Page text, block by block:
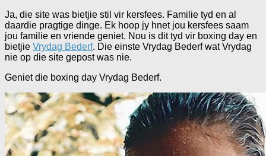
Ja, die site was bietjie stil vir kersfees. Familie tyd en al
daardie pragtige dinge. Ek hoop jy hnet jou kersfees saam
jou familie en vriende geniet. Nou is dit tyd vir boxing day en
bietjie Vrydag Bederf. Die einste Vrydag Bederf wat Vrydag
nie op die site gepost was nie.
Geniet die boxing day Vrydag Bederf.